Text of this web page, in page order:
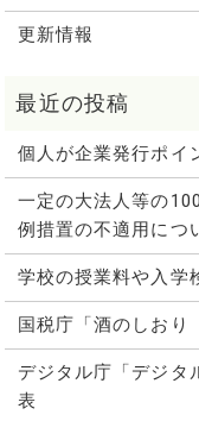
更新情報
個人が企業発行ポイ
一定の大法人等の
例措置の不適用につ
学校の授業料や入学
国税庁「酒のしおり
デジタル庁「デジタ
表